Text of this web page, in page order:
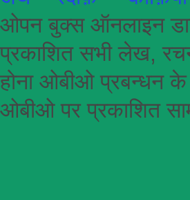
ओपन बुक्स ऑनलाइन
प्रकाशित सभी लेख,
होना ओबीओप्रबन्धन
ओबीओ पर प्रकाशित